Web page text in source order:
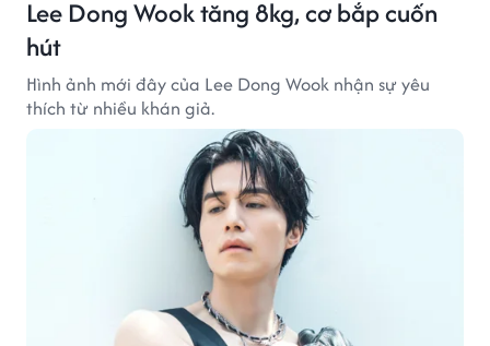
Lee Dong Wook tăng 8kg, cơ bắp cuốn
hút
Hình ảnh mới đây của Lee Dong Wook nhận sự yêu
thích từ nhiều khán giả.